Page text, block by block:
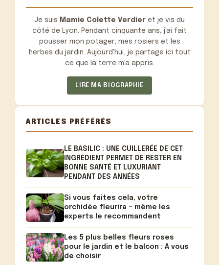
Je suis Mamie Colette Verdier et je vis du
côté de Lyon. Pendant cinquante ans, j'ai fait
pousser mon potager, mes rosiers et les
herbes du jardin. Aujourd'hui, je partage ici tout
ce que la terre m'a appris.
LIRE MA BIOGRAPHIE
ARTICLES PRÉFÉRÉS
LE BASILIC : UNE CUILLERÉE DE CET
INGRÉDIENT PERMET DE RESTER EN
BONNE SANTÉ ET LUXURIANT
PENDANT DES ANNÉES
Si vous faites cela, votre
orchidée fleurira – même les
experts le recommandent
Les 5 plus belles fleurs roses
pour le jardin et le balcon : A vous
de choisir